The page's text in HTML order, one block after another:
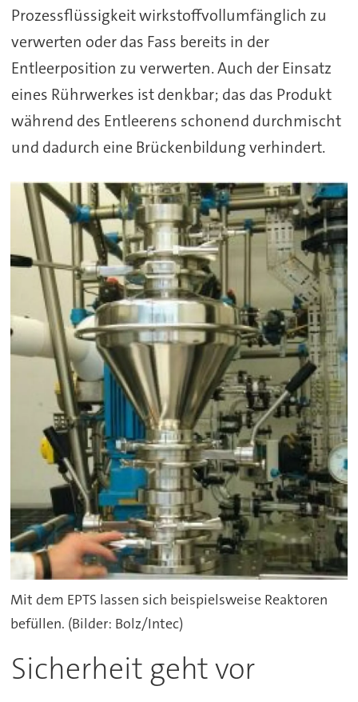
Prozessflüssigkeit wirkstoffvollumfänglich zu
verwerten oder das Fass bereits in der
Entleerposition zu verwerten. Auch der Einsatz
eines Rührwerkes ist denkbar; das das Produkt
während des Entleerens schonend durchmischt
und dadurch eine Brückenbildung verhindert.
Mit dem EPTS lassen sich beispielsweise Reaktoren
befüllen. (Bilder: Bolz/Intec)
Sicherheit geht vor